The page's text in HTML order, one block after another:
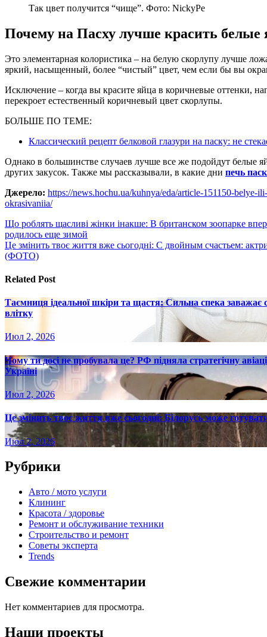
Так цвет получится “чище”. Фото: NickyPe
Почему на Пасху лучше красить белые
Это элементарная колористика – на белую скорлупу лучше
яркий, насыщенный, более “чистый” цвет, чем если бы вы
Исключение – когда вы красите яйца в коричневые оттенки,
перекроет естественный коричневый цвет скорлупы.
БОЛЬШЕ ПО ТЕМЕ:
Классический рецепт белковой глазури на паску: не
Однако в большинстве случаев лучше все же подойдут белые
других закусок. Также мы рассказывали, в какие дни печь
Джерело: https://news.hochu.ua/kuhnya/eda/article-151150-
okrasivaniia/
Навигация
по
записям
Що роблять щасливі жінки інакше: В британском зоопарке
родилось еще зимой
Це змінить твоє життя вже сьогодні: С двойным счастьем:
(ФОТО)
Related Post
Таємниця ідеальної шкіри та щастя: Сильна спека
влітку
Июл 2, 2026
Чому ти досі не пробувала це? РФ підняла стратегічну
Україні
Июл 2, 2026
Це змінить твоє життя вже сьогодні: Білорусь може
Июл 2, 2026
Рубрики
Авто / мото услуги
Клининг
Красота / здоровье
Ремонт и обслуживание техники
Строительство и ремонт
Советы эксперта
Trends
Свежие комментарии
Нет комментариев для просмотра.
Наши проекты